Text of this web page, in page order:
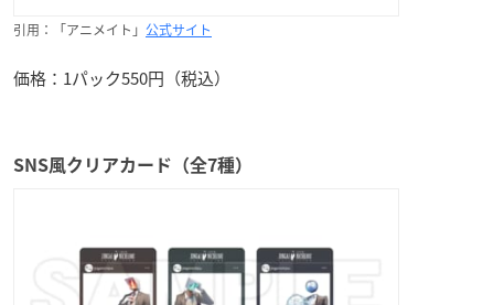
引用：「アニメイト」 公式サイト
価格：1パック550円（税込）
SNS風クリアカード（全7種）